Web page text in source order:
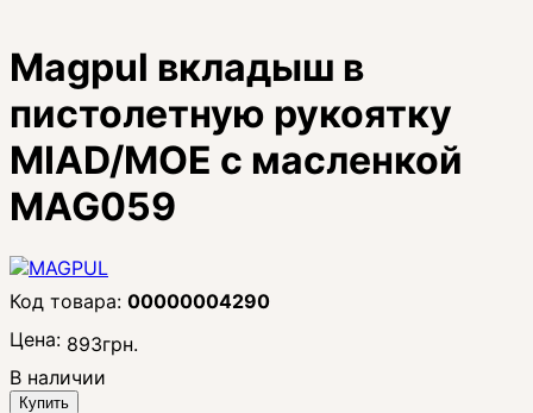
Magpul вкладыш в
пистолетную рукоятку
MIAD/MOE с масленкой
MAG059
00000004290
Цена: 893грн.
В наличии
Купить